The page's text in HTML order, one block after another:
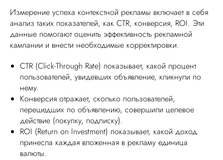
Измерение успеха контекстной рекламы включает в себя
анализ таких показателей, как CTR, конверсия, ROI. Эти
данные помогают оценить эффективность рекламной
кампании и внести необходимые корректировки.
CTR (Click-Through Rate) показывает, какой процент
пользователей, увидевших объявление, кликнули по
нему.
Конверсия отражает, сколько пользователей,
перешедших по объявлению, совершили целевое
действие (покупку, подписку).
ROI (Return on Investment) показывает, какой доход
принесла каждая вложенная в рекламу единица
валюты.